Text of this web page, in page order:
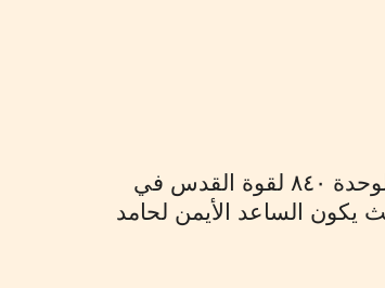
محمد علي مينائي الملقب بـ"محمدي" الذي يبلغ ٦٦ من العمر هو مسؤول محطة الوحدة ٨٤٠ لقوة القدس في
مع عمله لصالح الوحدة ٨٤٠ يعمل مينائي لصالح الوحدة ٤٠٠، حيث يكون الساعد الأيمن لحامد